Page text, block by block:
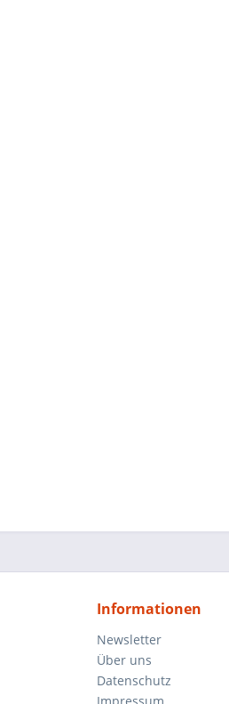
Informationen
Newsletter
Über uns
Datenschutz